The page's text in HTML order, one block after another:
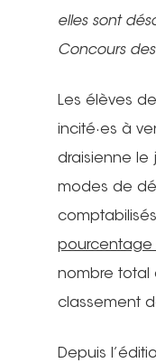
elles sont
Concours
Les élèves
incité·es à
draisienne le
modes de
pourcentage
nombre total
classement
Depuis